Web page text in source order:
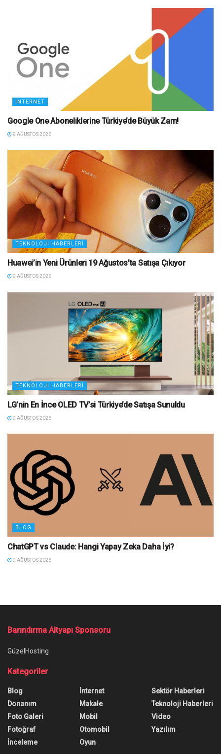
İNTERNET
Google One Aboneliklerine Türkiye’de Büyük Zam!
9 AĞUSTOS 2026
TEKNOLOJI HABERLERI
Huawei’in Yeni Ürünleri 19 Ağustos’ta Satışa Çıkıyor
9 AĞUSTOS 2026
TEKNOLOJI HABERLERI
LG’nin En İnce OLED TV’si Türkiye’de Satışa Sunuldu
9 AĞUSTOS 2026
BLOG
ChatGPT vs Claude: Hangi Yapay Zeka Daha İyi?
9 AĞUSTOS 2026
Satranç Oynayan Robot 7
Yaşındaki Rakibinin Parmağını
Kırdı
Satranç oynayan robot, 7 yaşında bir çocuğun
parmağının kırılmasına yol açtı. Olay anında